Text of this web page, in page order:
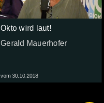
Okto wird laut!
Gerald Mauerhofer
vom 30.10.2018